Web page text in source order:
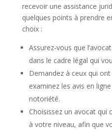
recevoir une assistance
quelques points à prendre
choix :
Assurez-vous que
dans le cadre légal qui
Demandez à ceux qui
examinez les avis en
notoriété.
Choisissez un avocat qui
à votre niveau, afin que